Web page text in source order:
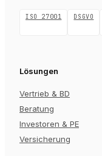
ISO 27001 DSGVO
Lösungen
Vertrieb & BD
Beratung
Investoren & PE
Versicherung